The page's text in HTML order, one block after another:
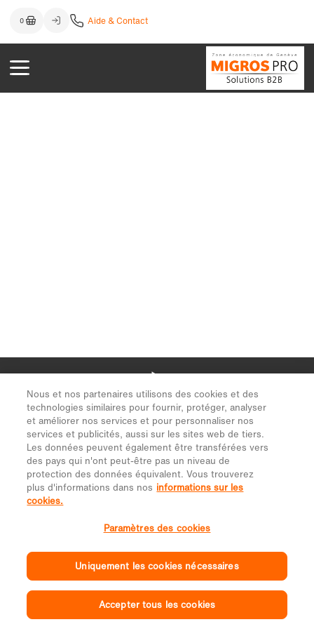
Nous et nos partenaires utilisons des cookies et des
technologies similaires pour fournir, protéger, analyser
et améliorer nos services et pour personnaliser nos
services et publicités, aussi sur les sites web de tiers.
Les données peuvent également être transférées vers
des pays qui n'ont peut-être pas un niveau de
protection des données équivalent. Vous trouverez
plus d'informations dans nos informations sur les
cookies.
Paramètres des cookies
Uniquement les cookies nécessaires
Accepter tous les cookies